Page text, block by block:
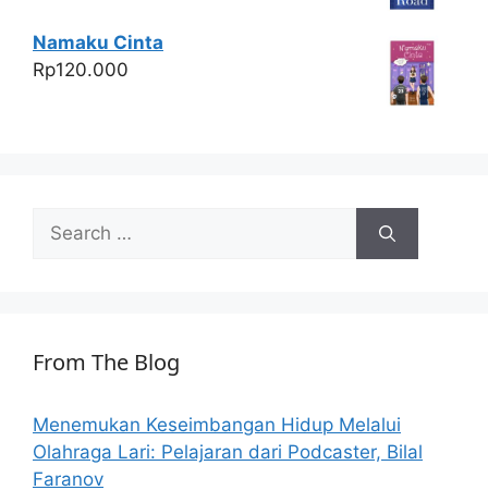
Namaku Cinta
Rp120.000
Search
for:
From The Blog
Menemukan Keseimbangan Hidup Melalui
Olahraga Lari: Pelajaran dari Podcaster, Bilal
Faranov